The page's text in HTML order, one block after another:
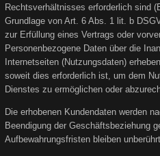
Rechtsverhältnisses erforderlich sind
Grundlage von Art. 6 Abs. 1 lit. b
zur Erfüllung eines Vertrags oder
Personenbezogene Daten über die
Internetseiten (Nutzungsdaten)
soweit dies erforderlich ist, um dem
Dienstes zu ermöglichen oder
Die erhobenen Kundendaten werden
Beendigung der Geschäftsbeziehung
Aufbewahrungsfristen bleiben